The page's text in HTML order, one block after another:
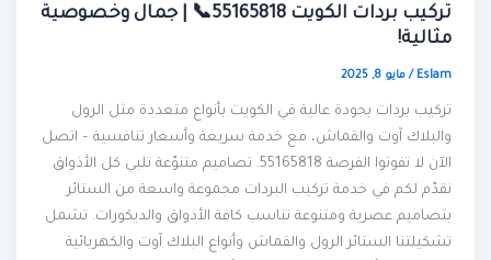
تركيب بردات الكويت 55165818📞 | جمال وخصوصية
مثالية!
Eslam
/مايو 8, 2025
تركيب بردات بجودة عالية في الكويت بأنواع متعددة مثل الرول
والبلاك آوت والقماش، مع خدمة سريعة وأسعار تنافسية – اتصل
الآن لا تفوتوا الفرصة 55165818. تصاميم متنوّعة تلبي كل الأذواق
نقدّم لكم في خدمة تركيب البردات مجموعة واسعة من الستائر
بتصاميم عصرية ومتنوعة تناسب كافة الأذواق والديكورات. تشمل
تشكيلتنا الستائر الرول والقماش وأنواع البلاك آوت والكهربائية